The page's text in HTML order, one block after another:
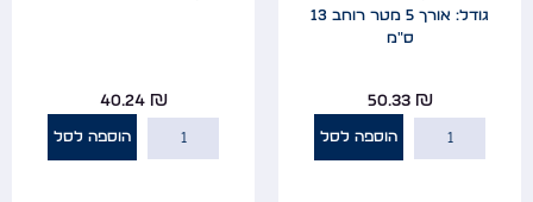
גודל: אורך 5 מטר רוחב 13
ס"מ
50.33₪
הוספה לסל
40.24₪
הוספה לסל